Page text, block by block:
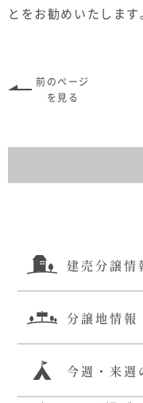
とをお勧めいたします
前のページ
を見る
建売分譲情
分譲地情報
今週・来週